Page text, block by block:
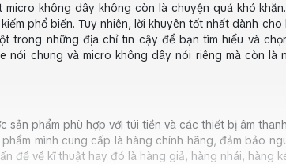
không dây không còn là chuyện quá khó
phổ biến. Tuy nhiên, lời khuyên tốt nhất dành
trong những địa chỉ tin cậy để bạn tìm hiểu và
chung và micro không dây nói riêng mà còn là
phẩm phù hợp với túi tiền và các thiết bị âm
mình cung cấp là hàng chính hãng, đảm bảo
đề về kĩ thuật hay đó là hàng giả, hàng nhái, hàng